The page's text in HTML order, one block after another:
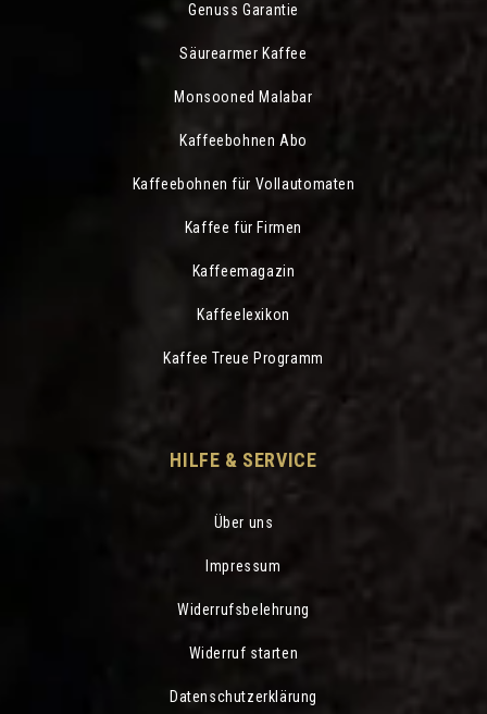
Genuss Garantie
Säurearmer Kaffee
Monsooned Malabar
Kaffeebohnen Abo
Kaffeebohnen für Vollautomaten
Kaffee für Firmen
Kaffeemagazin
Kaffeelexikon
Kaffee Treue Programm
HILFE & SERVICE
Über uns
Impressum
Widerrufsbelehrung
Widerruf starten
Datenschutzerklärung